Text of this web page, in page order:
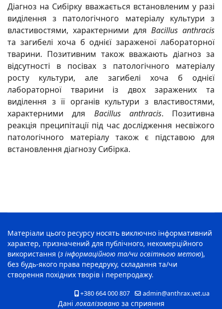
Діагноз на Сибірку вважається встановленим у разі
виділення з патологічного матеріалу культури з
властивостями, характерними для Bacillus anthracis
та загибелі хоча б однієї зараженої лабораторної
тварини. Позитивним також вважають діагноз за
відсутності в посівах з патологічного матеріалу
росту культури, але загибелі хоча б однієї
лабораторної тварини із двох заражених та
виділення з її органів культури з властивостями,
характерними для Bacillus anthracis. Позитивна
реакція преципітації під час дослідження несвіжого
патологічного матеріалу також є підставою для
встановлення діагнозу Сибірка.
Матеріали цього ресурсу носять виключно інформативний
характер, призначений для публічного, некомерційного
використання (з інформаційною та/чи освітньою метою),
без будь-якого права передруку, складання та/чи
створення похідних творів і перепродажу.
+380 664 000 807 admin@anthrax.vet.ua
Дані локалізованоза сприяння